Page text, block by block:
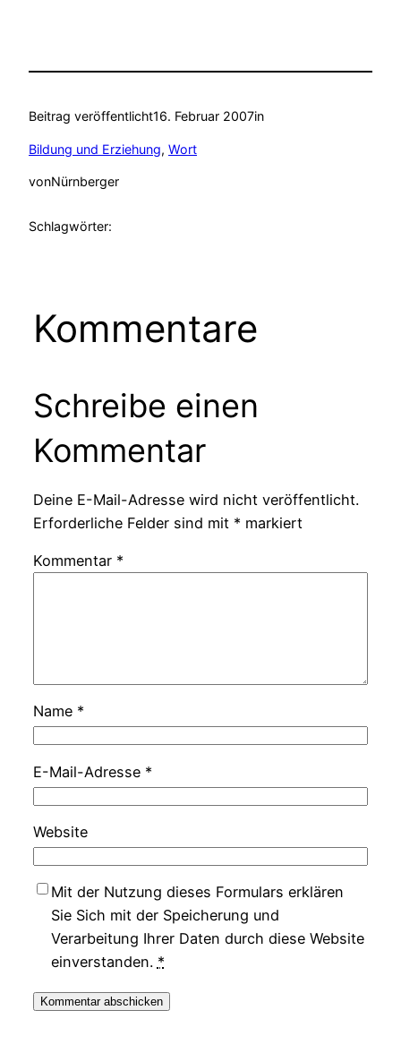
Beitrag veröffentlicht16. Februar 2007in
Bildung und Erziehung, Wort
vonNürnberger
Schlagwörter:
Kommentare
Schreibe einen
Kommentar
Deine E-Mail-Adresse wird nicht veröffentlicht.
Erforderliche Felder sind mit * markiert
Kommentar *
Name *
E-Mail-Adresse *
Website
Mit der Nutzung dieses Formulars erklären
Sie Sich mit der Speicherung und
Verarbeitung Ihrer Daten durch diese Website
einverstanden. *